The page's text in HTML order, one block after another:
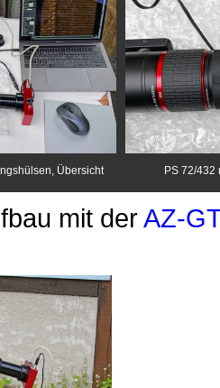
Übersicht PS 72/432
mit derAZ-